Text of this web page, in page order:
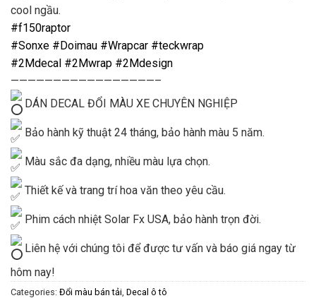
cool ngầu.
#f150raptor
#Sonxe #Doimau #Wrapcar #teckwrap
#2Mdecal #2Mwrap #2Mdesign
—————————————————–
DÁN DECAL ĐỔI MÀU XE CHUYÊN NGHIỆP
Bảo hành kỹ thuật 24 tháng, bảo hành màu 5 năm.
Màu sắc đa dạng, nhiều màu lựa chọn.
Thiết kế và trang trí hoa văn theo yêu cầu.
Phim cách nhiệt Solar Fx USA, bảo hành trọn đời.
Liên hệ với chúng tôi để được tư vấn và báo giá ngay từ
hôm nay!
Categories: Đổi màu bán tải Decal ô tô